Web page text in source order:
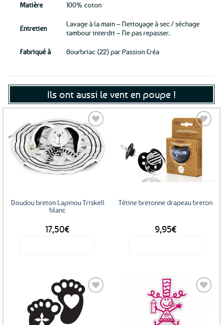
Matière 100% coton
Entretien
Lavage à la main – Nettoyage à sec / séchage
tambour interdit – Ne pas repasser.
Fabriqué à Bourbriac (22) par Passion Créa
Ils ont aussi le vent en poupe !
Ajouter
aux
favoris
Doudou breton Lapinou Triskell
blanc
17,50€
Ajouter
aux
favoris
Tétine bretonne drapeau breton
9,95€